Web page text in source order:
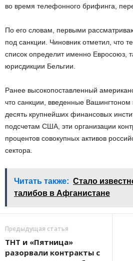
во время телефонного брифинга,
По его словам, первыми
под санкции. Чиновник отметил, что
список определит именно Евросоюз,
юрисдикции Бельгии.
Ранее высокопоставленный
что санкции, введенные
десять крупнейших финансовых
подсчетам США, эти организации
процентов совокупных активов
сектора.
Читать также: Стало
талибов в Афганистане
Предыдущая статья
ТНТ и «Пятница»
разорвали контракты с